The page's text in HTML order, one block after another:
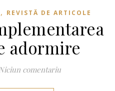
, REVISTĂ DE ARTICOLE
adormire
comentariu